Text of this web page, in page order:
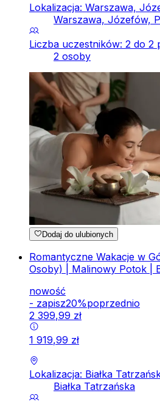
Lokalizacja: Warszawa,
Warszawa, Józefów,
Liczba uczestników: 2 do 2
2 osoby
Dodaj do ulubionych
Romantyczne Wakacje w
Osoby) | Malinowy Potok |
nowość
- zapisz20%poprzednio
2 399,99 zł
1 919,99 zł
Lokalizacja: Białka
Białka Tatrzańska